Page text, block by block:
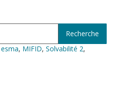
esma, MIFID, Solvabilité 2,